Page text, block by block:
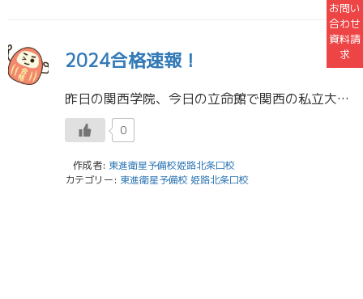
お問い
合わせ
資料請
求
2024合格速報！
昨日の関西学院、今日の立命館で関西の私立大学の合格発表は一段落です。 うれしい報告がたくさんありました！ 同志社大学 社会学部/教育文化学科 合格！同志社大学 社会学部/社会学科 合格！同志社大学 理工学部/数理システム […]
0
作成者: 東進衛星予備校姫路北条口校
カテゴリー: 東進衛星予備校 姫路北条口校